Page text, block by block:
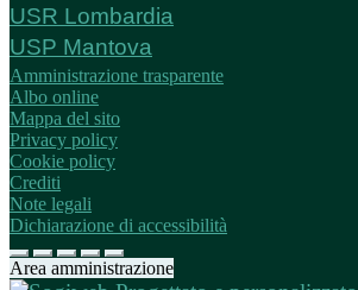
USR Lombardia
USP Mantova
Amministrazione trasparente
Albo online
Mappa del sito
Privacy policy
Cookie policy
Crediti
Note legali
Dichiarazione di accessibilità
Area amministrazione